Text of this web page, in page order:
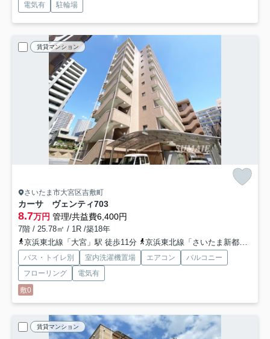
電気有 駐輪場
賃貸マンション
さいたま市大宮区吉敷町
カーサ ヴェンティ703
8.7万円 管理/共益費6,400円
7階 / 25.78㎡ / 1R /築18年
京浜東北線「大宮」駅 徒歩11分
京浜東北線「さいたま新都心」駅 徒歩11分
バス・トイレ別 室内洗濯機置場 エアコン
バルコニー
フローリング
電気有
敷0
賃貸マンション